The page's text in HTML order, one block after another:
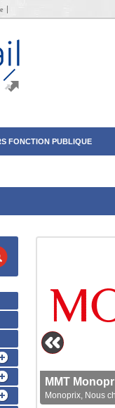
FONCTION PUBLIQUE
MMT
Monoprix, Nous